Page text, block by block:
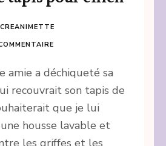
CREANIMETTE
amie a déchiqueté sa
recouvrait son tapis de
que je lui
housse lavable et
les griffes et les